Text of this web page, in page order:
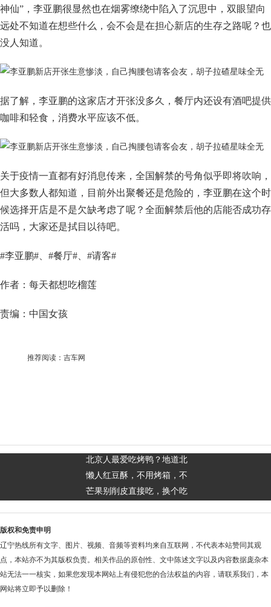
神仙”，李亚鹏很显然也在烟雾缭绕中陷入了沉思中，双眼望向
远处不知道在想些什么，会不会是在担心新店的生存之路呢？也
没人知道。
据了解，李亚鹏的这家店才开张没多久，餐厅内还设有酒吧提供
咖啡和轻食，消费水平应该不低。
关于疫情一直都有好消息传来，全国解禁的号角似乎即将吹响，
但大多数人都知道，目前外出聚餐还是危险的，李亚鹏在这个时
候选择开店是不是欠缺考虑了呢？全面解禁后他的店能否成功存
活吗，大家还是拭目以待吧。
#李亚鹏#、#餐厅#、#请客#
作者：每天都想吃榴莲
责编：中国女孩
推荐阅读： 吉车网
北京人最爱吃烤鸭？地道北
懒人红豆酥，不用烤箱，不
芒果别削皮直接吃，换个吃
版权和免责申明
辽宁热线所有文字、图片、视频、音频等资料均来自互联网，不代表本站赞同其观
点，本站亦不为其版权负责。相关作品的原创性、文中陈述文字以及内容数据庞杂本
站无法一一核实，如果您发现本网站上有侵犯您的合法权益的内容，请联系我们，本
网站将立即予以删除！